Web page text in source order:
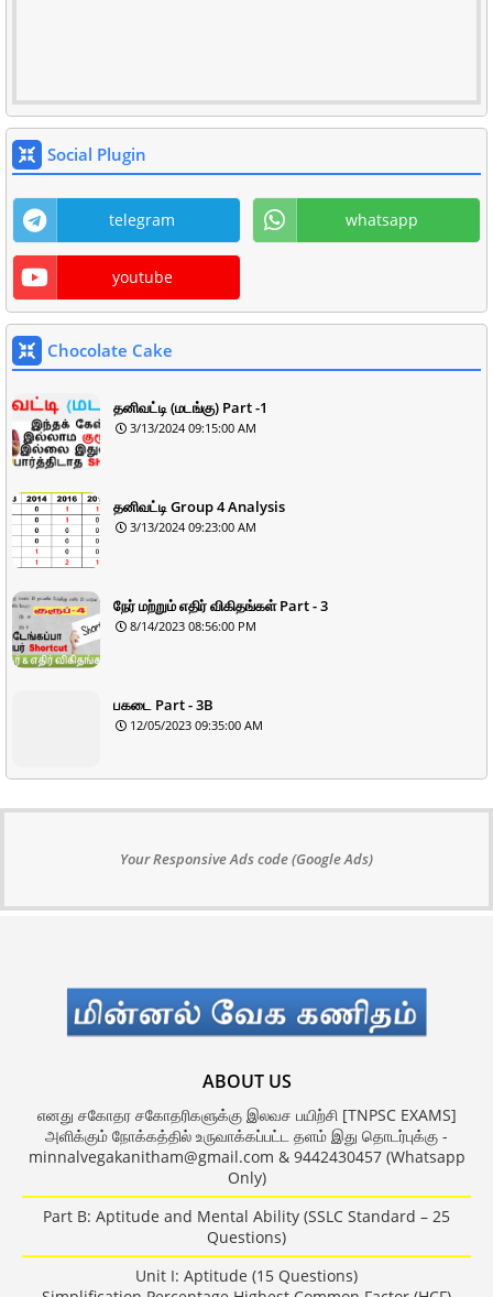
Social Plugin
telegram whatsapp
youtube
Chocolate Cake
தனிவட்டி (மடங்கு) Part -1
3/13/2024 09:15:00 AM
தனிவட்டி Group 4 Analysis
3/13/2024 09:23:00 AM
நேர் மற்றும் எதிர் விகிதங்கள் Part - 3
8/14/2023 08:56:00 PM
பகடை Part - 3B
12/05/2023 09:35:00 AM
Your Responsive Ads code (Google Ads)
ABOUT US
எனது சகோதர சகோதரிகளுக்கு இலவச பயிற்சி [TNPSC EXAMS]
அளிக்கும் நோக்கத்தில் உருவாக்கப்பட்ட தளம் இது தொடர்புக்கு -
minnalvegakanitham@gmail.com & 9442430457 (Whatsapp
Only)
Part B: Aptitude and Mental Ability (SSLC Standard – 25
Questions)
Unit I: Aptitude (15 Questions)